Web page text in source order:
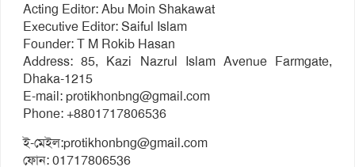
Acting Editor: Abu Moin Shakawat
Executive Editor: Saiful Islam
Founder: T M Rokib Hasan
Address: 85, Kazi Nazrul Islam Avenue Farmgate,
Dhaka-1215
E-mail:protikhonbng@gmail.com
Phone: +8801717806536
ই-মেইল:protikhonbng@gmail.com
ফোন: 01717806536